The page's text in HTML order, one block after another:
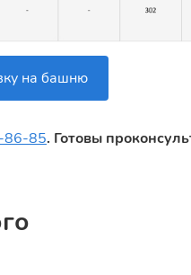
на башню
86-85. Готовы